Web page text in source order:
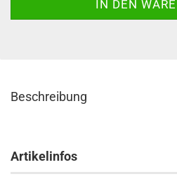
Beschreibung
Artikelinfos